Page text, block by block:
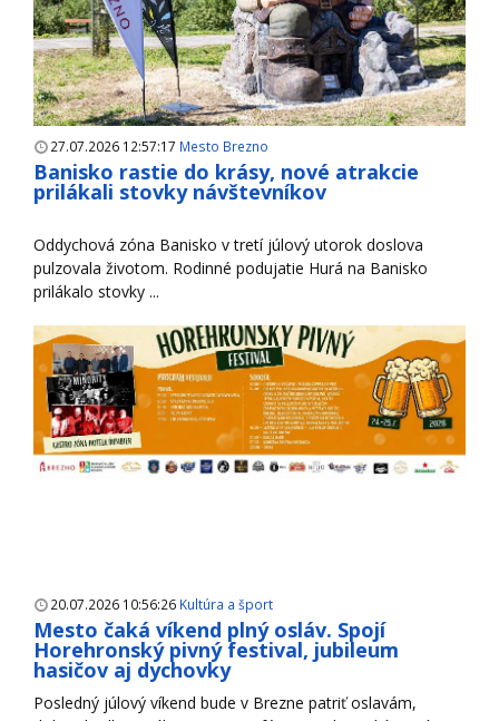
27.07.2026 12:57:17 Mesto Brezno
Banisko rastie do krásy, nové atrakcie
prilákali stovky návštevníkov
Oddychová zóna Banisko v tretí júlový utorok doslova
pulzovala životom. Rodinné podujatie Hurá na Banisko
prilákalo stovky ...
20.07.2026 10:56:26 Kultúra a šport
Mesto čaká víkend plný osláv. Spojí
Horehronský pivný festival, jubileum
hasičov aj dychovky
Posledný júlový víkend bude v Brezne patriť oslavám,